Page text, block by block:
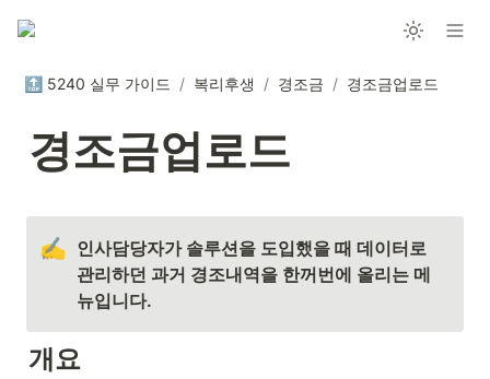
🔝 5240 실무 가이드 / 복리후생 / 경조금 / 경조금업로드
경조금업로드
✍️ 인사담당자가 솔루션을 도입했을 때 데이터로
관리하던 과거 경조내역을 한꺼번에 올리는 메
뉴입니다.
개요